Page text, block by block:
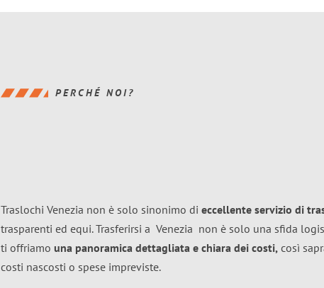
PERCHÉ NOI?
Traslochi Venezia non è solo sinonimo di eccellente servizio di
trasparenti ed equi. Trasferirsi a Venezia non è solo una sfida
ti offriamo una panoramica dettagliata e chiara dei costi, così
costi nascosti o spese impreviste.